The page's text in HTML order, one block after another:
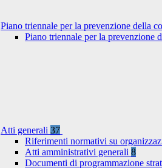
Piano triennale per la prevenzione della
Piano triennale per la prevenzione
Atti generali 37
Riferimenti normativi su
Atti amministrativi generali 8
Documenti di programmazione